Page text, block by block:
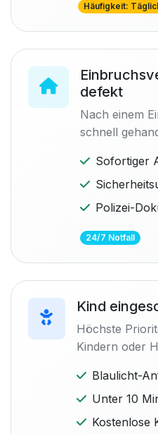
Häufigkeit:
defekt
Nach einem
schnell
Sofortiger
Polizei-
24/7 Notfall
Kind
Höchste
Kindern oder
Blaulicht-
Unter 10
Kostenlose